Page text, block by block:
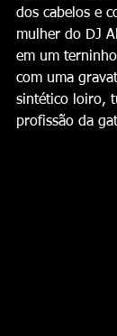
dos cabelos e
mulher do DJ
em um
com uma
sintético loiro,
profissão da